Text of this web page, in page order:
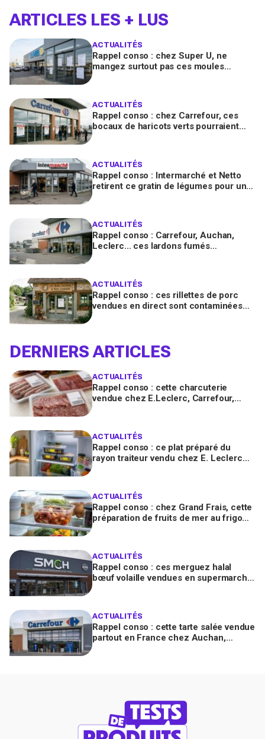
ARTICLES LES + LUS
ACTUALITÉS
Rappel conso : chez Super U, ne
mangez surtout pas ces moules
ACTUALITÉS
Rappel conso : chez Carrefour, ces
bocaux de haricots verts pourraient
ACTUALITÉS
Rappel conso : Intermarché et Netto
retirent ce gratin de légumes pour un
ACTUALITÉS
Rappel conso : Carrefour, Auchan,
Leclerc... ces lardons fumés
ACTUALITÉS
Rappel conso : ces rillettes de porc
vendues en direct sont contaminées
DERNIERS ARTICLES
ACTUALITÉS
Rappel conso : cette charcuterie
vendue chez E.Leclerc, Carrefour,
ACTUALITÉS
Rappel conso : ce plat préparé du
rayon traiteur vendu chez E. Leclerc
ACTUALITÉS
Rappel conso : chez Grand Frais, cette
préparation de fruits de mer au frigo
ACTUALITÉS
Rappel conso : ces merguez halal
bœuf volaille vendues en supermarché,
ACTUALITÉS
Rappel conso : cette tarte salée vendue
partout en France chez Auchan,